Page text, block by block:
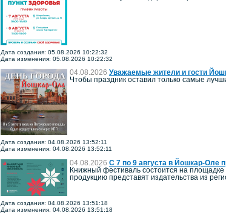
Дата создания: 05.08.2026 10:22:32
Дата изменения: 05.08.2026 10:22:32
04.08.2026 Уважаемые жители и гости
Чтобы праздник оставил только самые
Дата создания: 04.08.2026 13:52:11
Дата изменения: 04.08.2026 13:52:11
04.08.2026 С 7 по 9 августа в Йошкар-Оле
Книжный фестиваль состоится на площадке
продукцию представят издательства из
Дата создания: 04.08.2026 13:51:18
Дата изменения: 04.08.2026 13:51:18